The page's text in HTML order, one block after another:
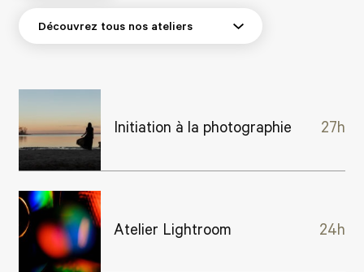
Initiation à la photographie 27h
Atelier Lightroom 24h